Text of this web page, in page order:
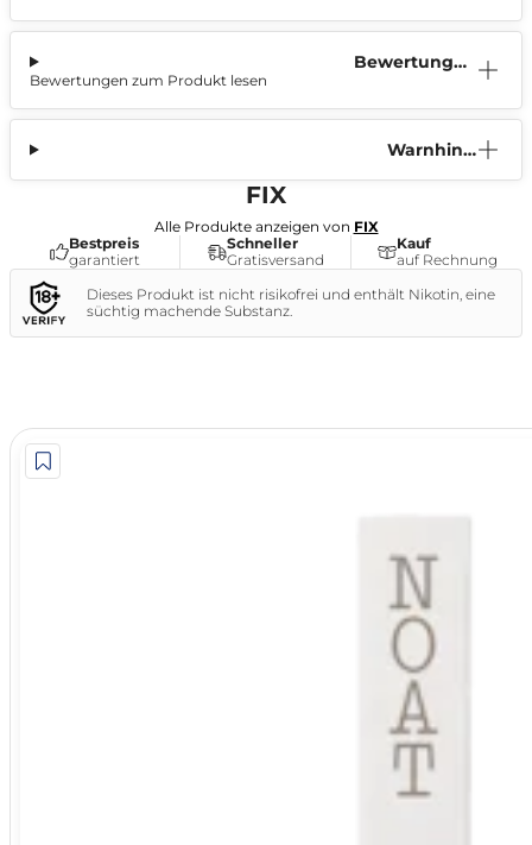
Bewertunge
Bewertungen zum Produkt lesen
Warnhinw
FIX
Alle Produkte anzeigen von FIX
Bestpreis
garantiert
Schneller
Gratisversand
Kauf
auf Rechnung
Dieses Produkt ist nicht risikofrei und enthält Nikotin, eine
süchtig machende Substanz.